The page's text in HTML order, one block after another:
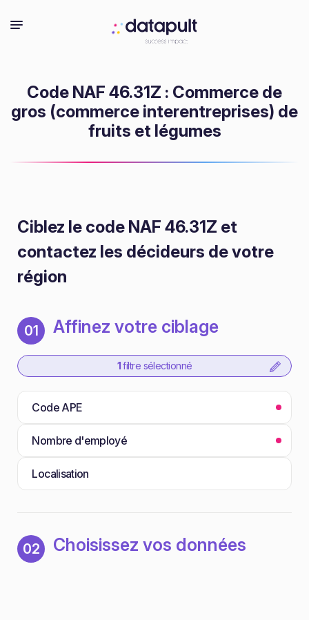
Code NAF 46.31Z : Commerce de
gros (commerce interentreprises) de
fruits et légumes
Ciblez le code NAF 46.31Z et
contactez les décideurs de votre
région
01 Affinez votre ciblage
1 filtre sélectionné
Code APE
Nombre d'employé
Localisation
02 Choisissez vos données